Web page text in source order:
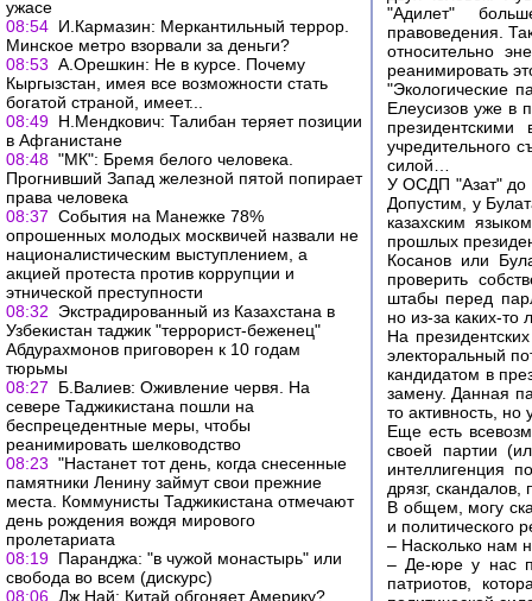
ужасе
08:54 И.Кармазин: Меркантильный террор.
Минское метро взорвали за деньги?
08:53 А.Орешкин: Не в курсе. Почему
Кыргызстан, имея все возможности стать
богатой страной, имеет...
08:49 Н.Мендкович: Талибан теряет позиции
в Афганистане
08:48 "МК": Бремя белого человека.
Прогнивший Запад железной пятой попирает
права человека
08:37 События на Манежке 78%
опрошенных молодых москвичей назвали не
националистическим выступлением, а
акцией протеста против коррупции и
этнической преступности
08:32
Экстрадированный из Казахстана в
Узбекистан таджик "террорист-беженец"
Абдурахмонов приговорен к 10 годам
тюрьмы
08:27
Б.Валиев: Оживление червя. На
севере Таджикистана пошли на
беспрецедентные меры, чтобы
реанимировать шелководство
08:23 "Настанет тот день, когда снесенные
памятники Ленину займут свои прежние
места. Коммунисты Таджикистана отмечают
день рождения вождя мирового
пролетариата
08:19 Паранджа: "в чужой монастырь" или
свобода во всем (дискурс)
08:06 Дж.Най: Китай обгоняет Америку?
"Адилет"
правоведения.
относительно
реанимировать
"Экологические
Елеусизов уже в
учредительного
силой…
У ОСДП "Азат" до
Допустим, у
казахским
прошлых
Косанов или
проверить
штабы перед
но из-за каких-
На
электоральный
кандидатом в
замену. Данная
то активность,
Еще есть
своей партии
интеллигенция
дрязг,
В общем, могу
и политического
– Насколько нам
– Де-юре у нас
патриотов,